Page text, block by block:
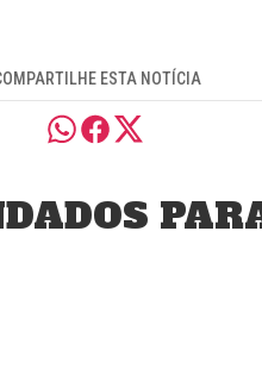
ESTA NOTÍCIA